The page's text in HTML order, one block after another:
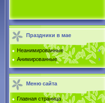
Праздники в мае
Неанимированные
Анимированные
Меню сайта
Главная страница